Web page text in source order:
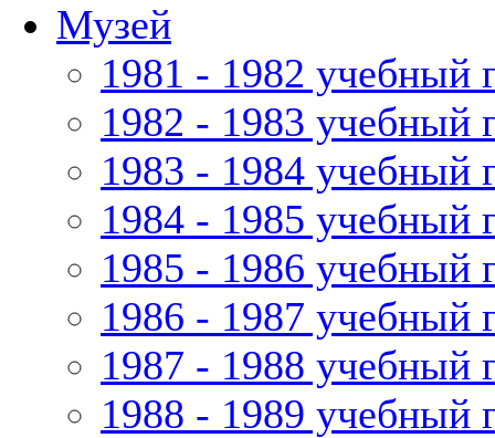
Музей
1981 - 1982 учебный
1982 - 1983 учебный
1983 - 1984 учебный
1984 - 1985 учебный
1985 - 1986 учебный
1986 - 1987 учебный
1987 - 1988 учебный
1988 - 1989 учебный